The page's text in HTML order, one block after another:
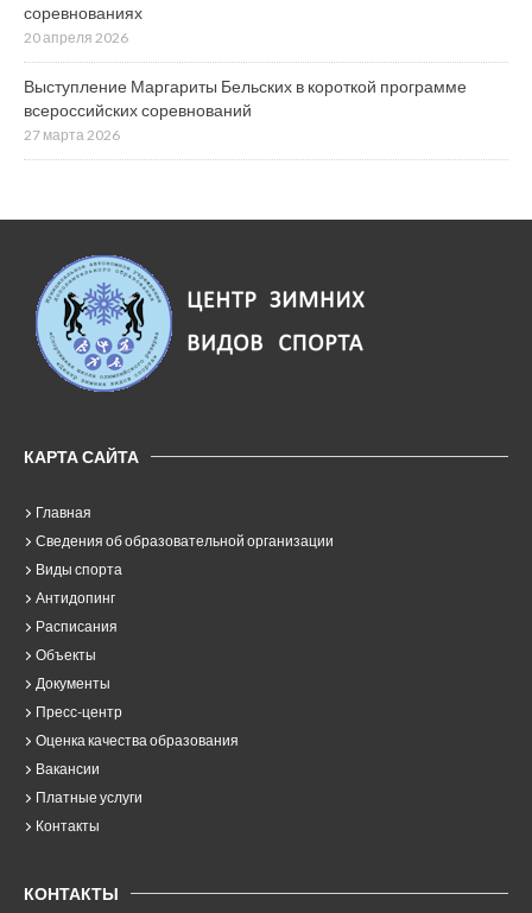
соревнованиях
20 апреля 2026
Выступление Маргариты Бельских в короткой программе
всероссийских соревнований
27 марта 2026
КАРТА САЙТА
Главная
Сведения об образовательной организации
Виды спорта
Антидопинг
Расписания
Объекты
Документы
Пресс-центр
Оценка качества образования
Вакансии
Платные услуги
Контакты
КОНТАКТЫ